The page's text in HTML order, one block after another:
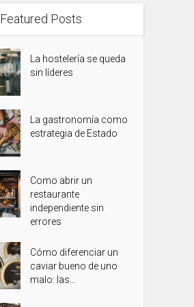
Featured Posts
La hostelería se queda
sin líderes
La gastronomía como
estrategia de Estado
Como abrir un
restaurante
independiente sin
errores
Cómo diferenciar un
caviar bueno de uno
malo: las...